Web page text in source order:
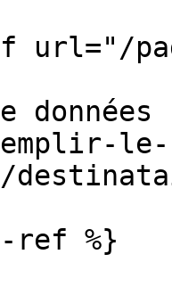
le-
ref %}